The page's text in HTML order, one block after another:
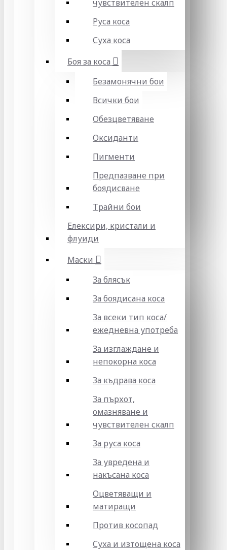
чувствителен скалп
Руса коса
Суха коса
Боя за коса
Безамонячни бои
Всички бои
Обезцветяване
Оксиданти
Пигменти
Предпазване при
боядисване
Трайни бои
Елексири, кристали и
флуиди
Маски
За блясък
За боядисана коса
За всеки тип коса/
ежедневна употреба
За изглаждане и
непокорна коса
За къдрава коса
За пърхот,
омазняване и
чувствителен скалп
За руса коса
За увредена и
накъсана коса
Оцветяващи и
матиращи
Против косопад
Суха и изтощена коса